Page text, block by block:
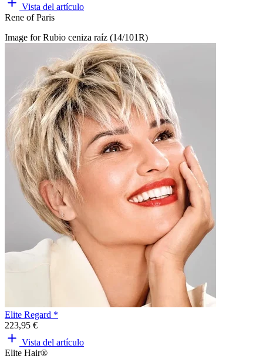
Vista del artículo
Rene of Paris
Image for Rubio ceniza raíz (14/101R)
Elite Regard *
223,95 €
Vista del artículo
Elite Hair®